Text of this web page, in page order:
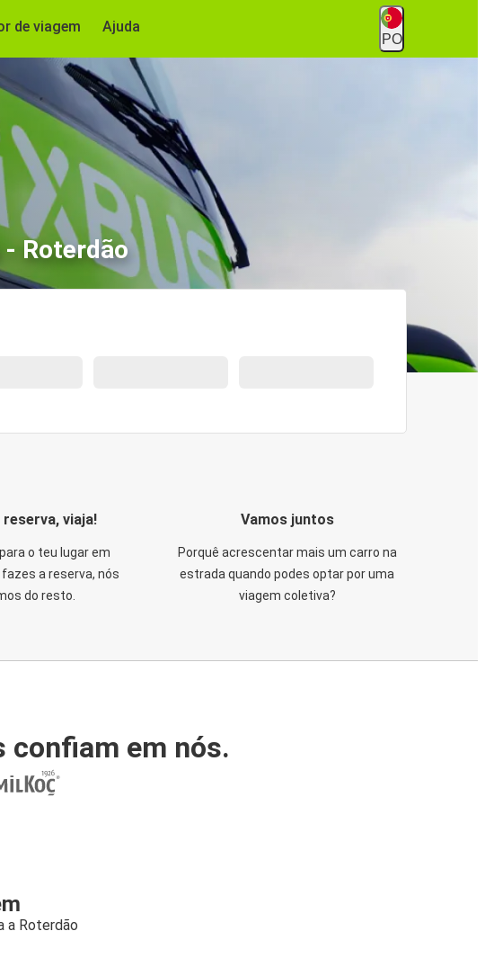
de viagem Ajuda
PO
Roterdão
reserva, viaja!
o teu lugar em
a reserva, nós
do resto.
Vamos juntos
Porquê acrescentar mais um carro na
estrada quando podes optar por uma
viagem coletiva?
confiam em nós.
a Roterdão